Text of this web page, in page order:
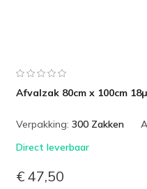
Afvalzak 80cm x 100cm
Verpakking: 300 Zakken
Direct leverbaar
€ 47,50